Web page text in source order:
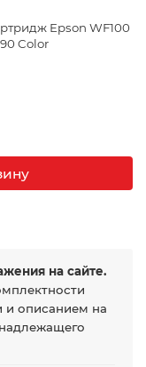
Epson WF100
Color
на сайте.
и описанием на